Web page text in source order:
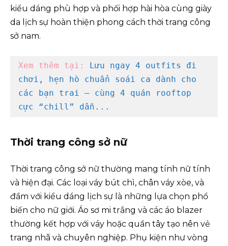
kiểu dáng phù hợp và phối hợp hài hòa cùng giày
da lịch sự hoàn thiện phong cách thời trang công
sở nam.
Xem thêm tại: Lưu ngay 4 outfits đi
chơi, hẹn hò chuẩn soái ca dành cho
các bạn trai – cùng 4 quán rooftop
cực “chill” dẫn...
Thời trang công sở nữ
Thời trang công sở nữ thường mang tính nữ tính
và hiện đại. Các loại váy bút chì, chân váy xòe, và
đầm với kiểu dáng lịch sự là những lựa chọn phổ
biến cho nữ giới. Áo sơ mi trắng và các áo blazer
thường kết hợp với váy hoặc quần tây tạo nên vẻ
trang nhã và chuyên nghiệp. Phụ kiện như vòng